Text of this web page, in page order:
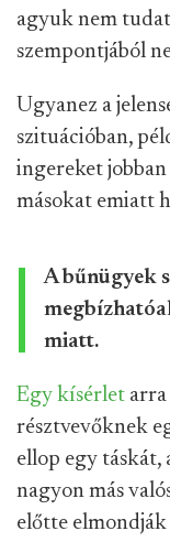
agyuk nem
szempontjából
Ugyanez a
szituációban,
ingereket jobban
másokat emiatt
A bűnügyek
miatt.
Egy kísérlet
résztvevőknek
ellop egy
nagyon más
előtte